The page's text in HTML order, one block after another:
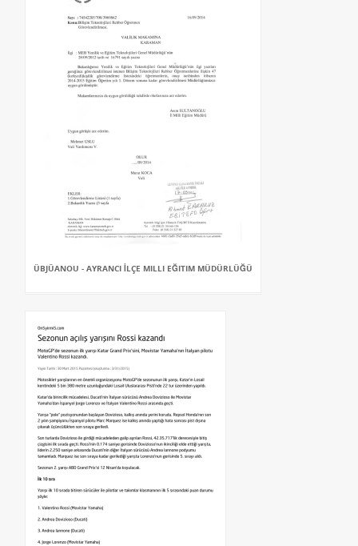
ÜBJÛANOU - AYRANCI İLÇE MILLI EĞITIM MÜDÜRLÜĞÜ